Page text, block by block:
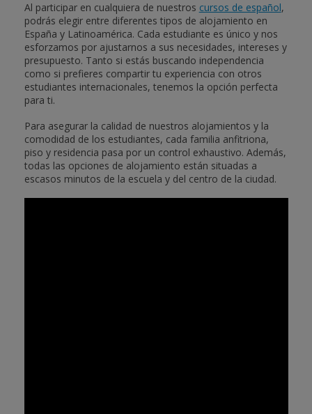
Al participar en cualquiera de nuestros cursos de español,
podrás elegir entre diferentes tipos de alojamiento en
España y Latinoamérica. Cada estudiante es único y nos
esforzamos por ajustarnos a sus necesidades, intereses y
presupuesto. Tanto si estás buscando independencia
como si prefieres compartir tu experiencia con otros
estudiantes internacionales, tenemos la opción perfecta
para ti.
Para asegurar la calidad de nuestros alojamientos y la
comodidad de los estudiantes, cada familia anfitriona,
piso y residencia pasa por un control exhaustivo. Además,
todas las opciones de alojamiento están situadas a
escasos minutos de la escuela y del centro de la ciudad.